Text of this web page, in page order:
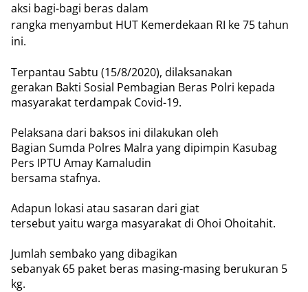
aksi bagi-bagi beras dalam
rangka menyambut HUT Kemerdekaan RI ke 75 tahun
ini.
Terpantau Sabtu (15/8/2020), dilaksanakan
gerakan Bakti Sosial Pembagian Beras Polri kepada
masyarakat terdampak Covid-19.
Pelaksana dari baksos ini dilakukan oleh
Bagian Sumda Polres Malra yang dipimpin Kasubag
Pers IPTU Amay Kamaludin
bersama stafnya.
Adapun lokasi atau sasaran dari giat
tersebut yaitu warga masyarakat di Ohoi Ohoitahit.
Jumlah sembako yang dibagikan
sebanyak 65 paket beras masing-masing berukuran 5
kg.